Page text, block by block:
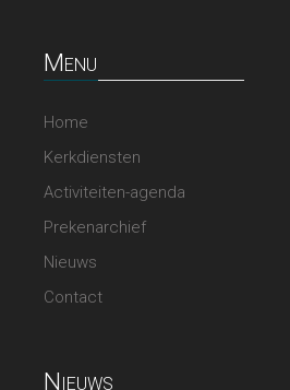
Menu
Home
Kerkdiensten
Activiteiten-agenda
Prekenarchief
Nieuws
Contact
Nieuws